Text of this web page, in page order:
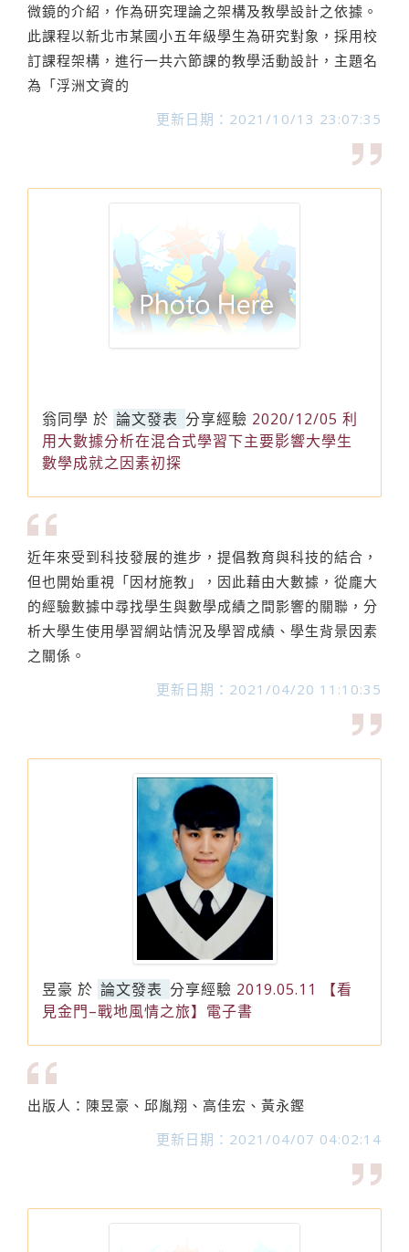
微鏡的介紹，作為研究理論之架構及教學設計之依據。
此課程以新北市某國小五年級學生為研究對象，採用校
訂課程架構，進行一共六節課的教學活動設計，主題名
為「浮洲文資的
更新日期：2021/10/13 23:07:35
翁同學 於 論文發表 分享經驗 2020/12/05 利
用大數據分析在混合式學習下主要影響大學生
數學成就之因素初探
近年來受到科技發展的進步，提倡教育與科技的結合，
但也開始重視「因材施教」，因此藉由大數據，從龐大
的經驗數據中尋找學生與數學成績之間影響的關聯，分
析大學生使用學習網站情況及學習成績、學生背景因素
之關係。
更新日期：2021/04/20 11:10:35
昱豪 於 論文發表 分享經驗 2019.05.11 【看
見金門–戰地風情之旅】電子書
出版人：陳昱豪、邱胤翔、高佳宏、黃永鏗
更新日期：2021/04/07 04:02:14